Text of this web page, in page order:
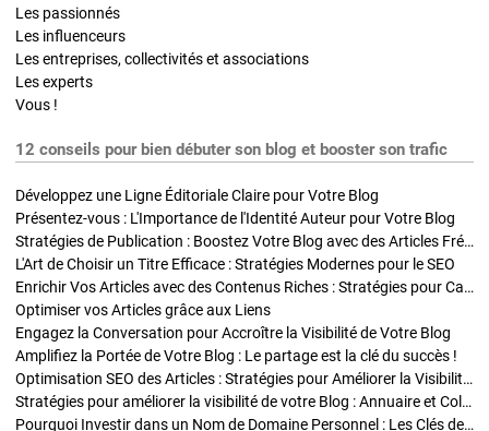
Les passionnés
Les influenceurs
Les entreprises, collectivités et associations
Les experts
Vous !
12 conseils pour bien débuter son blog et booster son trafic
Développez une Ligne Éditoriale Claire pour Votre Blog
Présentez-vous : L'Importance de l'Identité Auteur pour Votre Blog
Stratégies de Publication : Boostez Votre Blog avec des Articles Fréquents et Exclusifs
L'Art de Choisir un Titre Efficace : Stratégies Modernes pour le SEO
Enrichir Vos Articles avec des Contenus Riches : Stratégies pour Captiver et Optimiser
Optimiser vos Articles grâce aux Liens
Engagez la Conversation pour Accroître la Visibilité de Votre Blog
Amplifiez la Portée de Votre Blog : Le partage est la clé du succès !
Optimisation SEO des Articles : Stratégies pour Améliorer la Visibilité de Votre Blog
Stratégies pour améliorer la visibilité de votre Blog : Annuaire et Collaborations
Pourquoi Investir dans un Nom de Domaine Personnel : Les Clés de la Réussite de Votre Blog